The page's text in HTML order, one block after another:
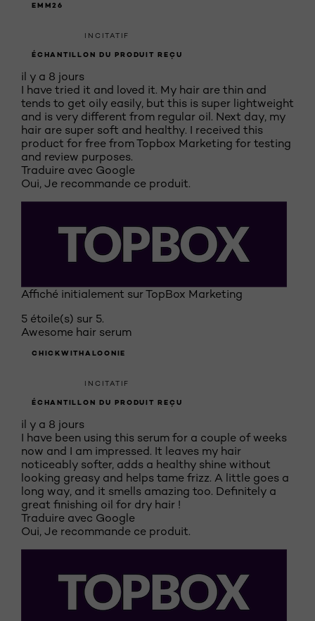
EMM26
INCITATIF
ÉCHANTILLON DU PRODUIT REÇU
il y a 8 jours
I have tried it and loved it. My hair are thin and
tends to get oily easily, but this is super lightweight
and is very different from regular oil. Next day, my
hair are super soft and healthy. I received this
product for free from Topbox Marketing for testing
and review purposes.
Traduire avec Google
Oui, Je recommande ce produit.
Affiché initialement sur TopBox Marketing
5 étoile(s) sur 5.
Awesome hair serum
CHICKWITHALOONIE
INCITATIF
ÉCHANTILLON DU PRODUIT REÇU
il y a 8 jours
I have been using this serum for a couple of weeks
now and I am impressed. It leaves my hair
noticeably softer, adds a healthy shine without
looking greasy and helps tame frizz. A little goes a
long way, and it smells amazing too. Definitely a
great finishing oil for dry hair !
Traduire avec Google
Oui, Je recommande ce produit.